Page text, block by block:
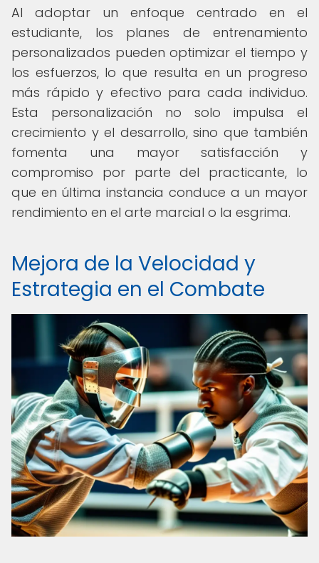
Al adoptar un enfoque centrado en el
estudiante, los planes de entrenamiento
personalizados pueden optimizar el tiempo y
los esfuerzos, lo que resulta en un progreso
más rápido y efectivo para cada individuo.
Esta personalización no solo impulsa el
crecimiento y el desarrollo, sino que también
fomenta una mayor satisfacción y
compromiso por parte del practicante, lo
que en última instancia conduce a un mayor
rendimiento en el arte marcial o la esgrima.
Mejora de la Velocidad y
Estrategia en el Combate